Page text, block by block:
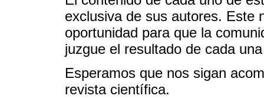
exclusiva de sus autores. Este
oportunidad para que la
juzgue el resultado de cada
Esperamos que nos sigan
revista científica.